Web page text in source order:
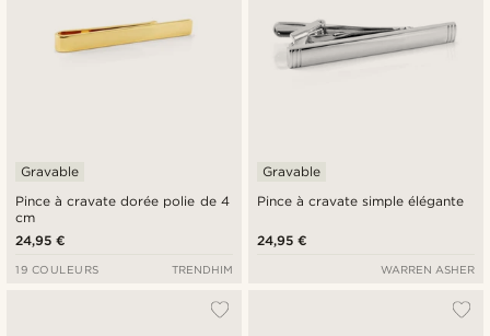
Pince à cravate dorée polie de 4
cm
Gravable
24,95 €
19 COULEURS TRENDHIM
Pince à cravate simple élégante
Gravable
24,95 €
WARREN ASHER